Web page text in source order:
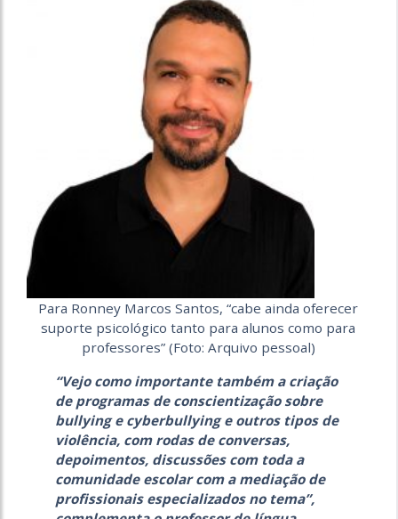
Para Ronney Marcos Santos, “cabe ainda oferecer
suporte psicológico tanto para alunos como para
professores” (Foto: Arquivo pessoal)
“Vejo como importante também a criação
de programas de conscientização sobre
bullying e cyberbullying e outros tipos de
violência, com rodas de conversas,
depoimentos, discussões com toda a
comunidade escolar com a mediação de
profissionais especializados no tema”,